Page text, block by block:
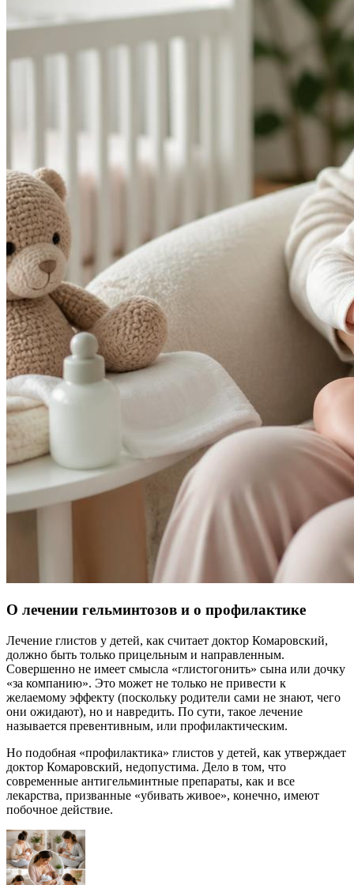
О лечении гельминтозов и о профилактике
Лечение глистов у детей, как считает доктор Комаровский,
должно быть только прицельным и направленным.
Совершенно не имеет смысла «глистогонить» сына или дочку
«за компанию». Это может не только не привести к
желаемому эффекту (поскольку родители сами не знают, чего
они ожидают), но и навредить. По сути, такое лечение
называется превентивным, или профилактическим.
Но подобная «профилактика» глистов у детей, как утверждает
доктор Комаровский, недопустима. Дело в том, что
современные антигельминтные препараты, как и все
лекарства, призванные «убивать живое», конечно, имеют
побочное действие.